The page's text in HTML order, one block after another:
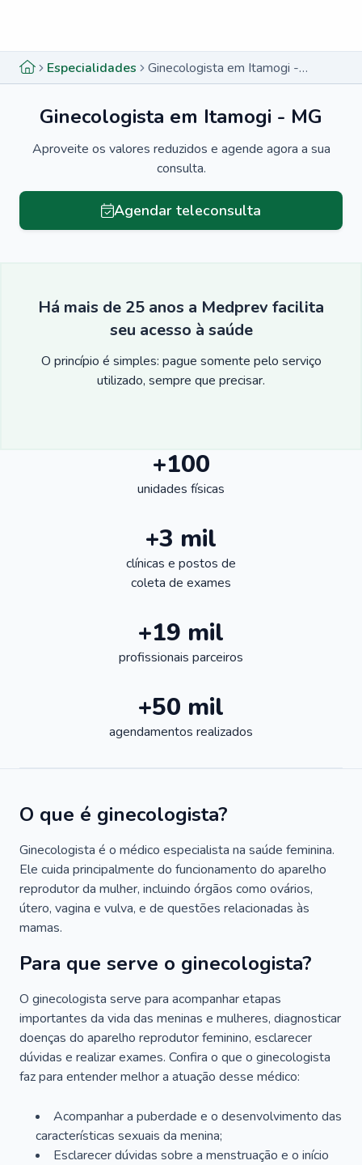
Especialidades Ginecologista em Itamogi - MG
Ginecologista em Itamogi - MG
Aproveite os valores reduzidos e agende agora a sua
consulta.
Agendar teleconsulta
Há mais de 25 anos a Medprev facilita
seu acesso à saúde
O princípio é simples: pague somente pelo serviço
utilizado, sempre que precisar.
+100
unidades físicas
+3 mil
clínicas e postos de
coleta de exames
+19 mil
profissionais parceiros
+50 mil
agendamentos realizados
O que é ginecologista?
Ginecologista é o médico especialista na saúde feminina.
Ele cuida principalmente do funcionamento do aparelho
reprodutor da mulher, incluindo órgãos como ovários,
útero, vagina e vulva, e de questões relacionadas às
mamas.
Para que serve o ginecologista?
O ginecologista serve para acompanhar etapas
importantes da vida das meninas e mulheres, diagnosticar
doenças do aparelho reprodutor feminino, esclarecer
dúvidas e realizar exames. Confira o que o ginecologista
faz para entender melhor a atuação desse médico:
Acompanhar a puberdade e o desenvolvimento das
características sexuais da menina;
Esclarecer dúvidas sobre a menstruação e o início